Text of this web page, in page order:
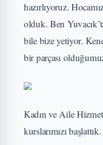
hazırlıyoruz.
olduk. Ben
bile bize yetiyor.
bir parçası
Kadın ve Aile
kurslarımızı